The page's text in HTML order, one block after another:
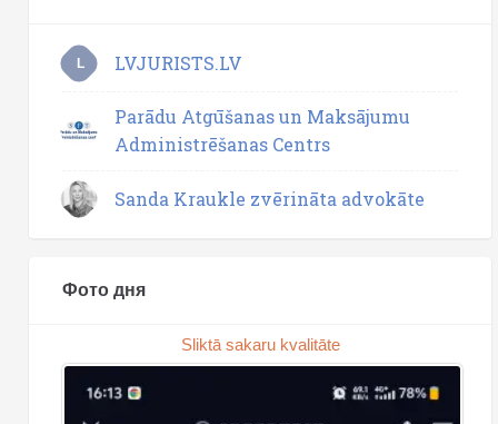
L LVJURISTS.LV
Parādu Atgūšanas un Maksājumu
Administrēšanas Centrs
Sanda Kraukle zvērināta advokāte
Фото дня
Sliktā sakaru kvalitāte